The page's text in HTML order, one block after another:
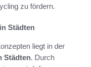
zu fördern.
Städten
liegt in der
Städten. Durch